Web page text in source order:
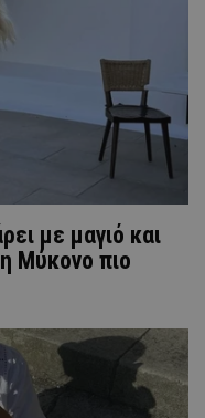
με μαγιό και
Μύκονο πιο